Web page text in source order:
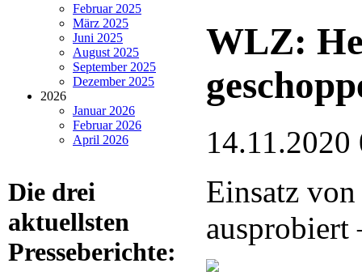
Februar 2025
März 2025
Juni 2025
August 2025
September 2025
Dezember 2025
2026
Januar 2026
Februar 2026
April 2026
Die drei
aktuellsten
Presseberichte:
WLZ:
14.11.2020
Einsatz